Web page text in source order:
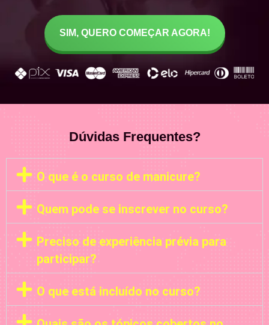
SIM, QUERO COMEÇAR AGORA!
Dúvidas Frequentes?
O que é o curso de manicure?
Quem pode se inscrever no curso?
Preciso de experiência prévia para
participar?
O que está incluído no curso?